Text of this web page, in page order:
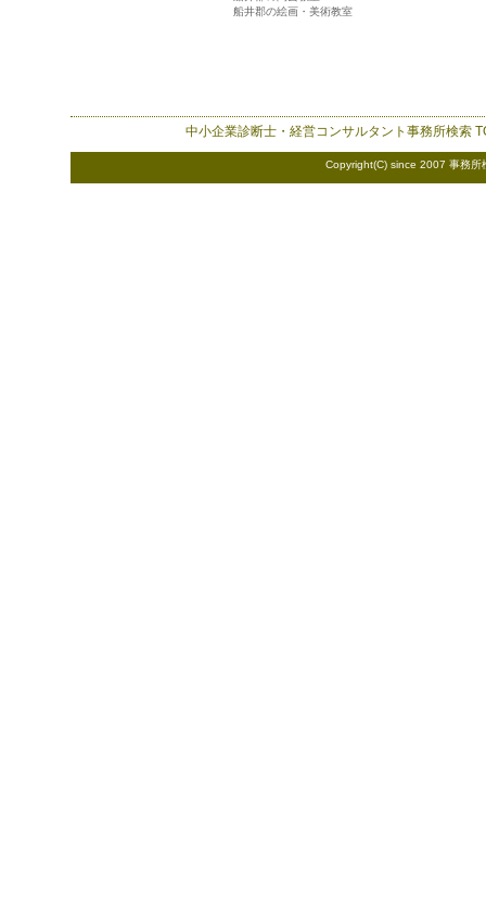
船井郡の絵画・美術教室
中小企業診断士・経営コンサルタント事務所検索
Copyright(C) since 2007 事務所